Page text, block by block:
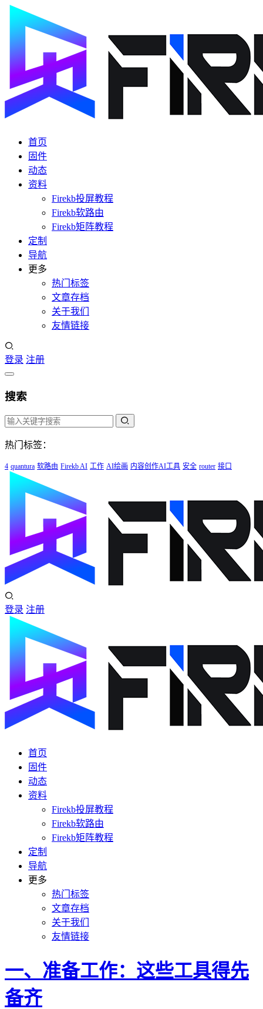
首页
固件
动态
资料
Firekb投屏教程
Firekb软路由
Firekb矩阵教程
定制
导航
更多
热门标签
文章存档
关于我们
友情链接
登录 注册
搜索
热门标签：
4 quantura 软路由 Firekb AI 工作 AI绘画 内容创作AI工具 安全 router 接口
登录 注册
首页
固件
动态
资料
Firekb投屏教程
Firekb软路由
Firekb矩阵教程
定制
导航
更多
热门标签
文章存档
关于我们
友情链接
一、准备工作：这些工具得先
备齐